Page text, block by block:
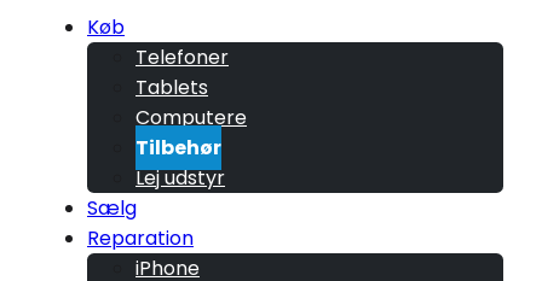
Køb
Telefoner
Tablets
Computere
Tilbehør
Lej udstyr
Sælg
Reparation
iPhone